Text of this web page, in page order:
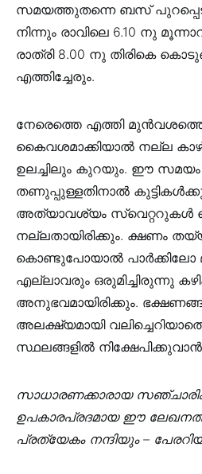
സമയത്തുതന്നെ ബസ്
നിന്നും രാവിലെ 6.10 നു
രാത്രി 8.00 നു തിരികെ
എത്തിച്ചേരും.
നേരെത്തെ എത്തി മുൻവശത്തെ
കൈവശമാക്കിയാൽ നല്ല
ഉലച്ചിലും കുറയും. ഈ
തണുപ്പുള്ളതിനാൽ
അത്യാവശ്യം
നല്ലതായിരിക്കും. ക്ഷണം
കൊണ്ടുപോയാൽ പാർക്കിലോ
എല്ലാവരും ഒരുമിച്ചിരുന്നു
അനുഭവമായിരിക്കും.
അലക്ഷ്യമായി
സ്ഥലങ്ങളിൽ
സാധാരണക്കാരായ
ഉപകാരപ്രദമായ ഈ
പ്രത്യേകം നന്ദിയും –